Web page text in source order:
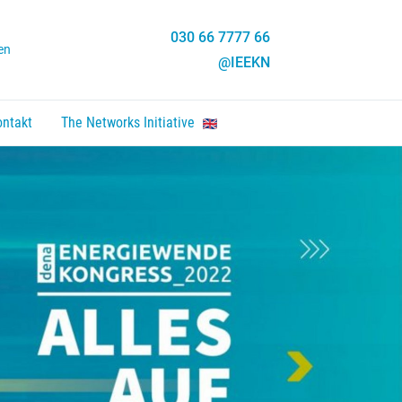
030 66 7777 66
@IEEKN
The Networks Initiative